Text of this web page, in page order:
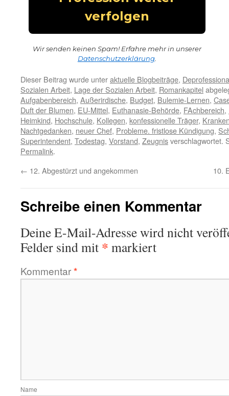
Wir senden keinen Spam! Erfahre mehr in unserer
Datenschutzerklärung.
Dieser Beitrag wurde unteraktuelle Blogbeiträge,
Sozialen Arbeit, Lage der Sozialen Arbeit, Romankapitel
Aufgabenbereich, Außerirdische, Budget, Bulemie-Lernen,
Duft der Blumen, EU-Mittel, Euthanasie-Behörde, FAchbereich,
Heimkind, Hochschule, Kollegen, konfessionelle Träger,
Nachtgedanken, neuer Chef, Probleme. fristlose Kündigung,
Superintendent, Todestag, Vorstand, Zeugnisverschlagwortet.
Permalink.
← 12. Abgestürzt und angekommen 10.
Schreibe einen Kommentar
Deine E-Mail-Adresse wird nicht
Felder sind mit * markiert
Kommentar*
Name